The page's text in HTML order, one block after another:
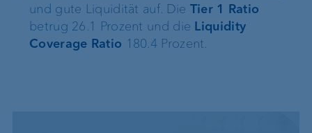
und gute Liquidität auf. Die Tier 1 Ratio
betrug 26.1 Prozent und die Liquidity
Coverage Ratio 180.4 Prozent.